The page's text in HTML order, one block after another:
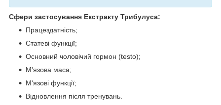
Сфери застосування Екстракту Трибулуса:
Працездатність;
Статеві функції;
Основний чоловічий гормон (testo);
М'язова маса;
М'язові функції;
Відновлення після тренувань.